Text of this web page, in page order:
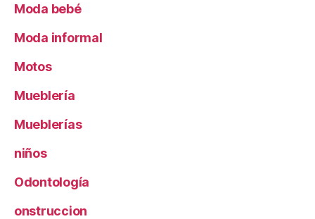
Moda bebé
Moda informal
Motos
Mueblería
Mueblerías
niños
Odontología
onstruccion